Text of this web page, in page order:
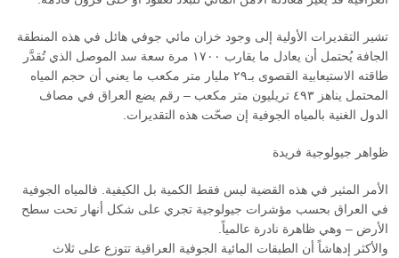
تشير التقديرات الأولية إلى وجود خزان مائي جوفي هائل في هذه المنطقة
الجافة يُحتمل أن يعادل ما يقارب ١٧٠٠ مرة سعة سد الموصل الذي تُقدَّر
طاقته الاستيعابية القصوى بـ٢٩ مليار متر مكعب ما يعني أن حجم المياه
المحتمل يناهز ٤٩٣ تريليون متر مكعب – رقم يضع العراق في مصاف
الدول الغنية بالمياه الجوفية إن صحّت هذه التقديرات.
ظواهر جيولوجية فريدة
الأمر المثير في هذه القضية ليس فقط الكمية بل الكيفية. فالمياه الجوفية
في العراق بحسب مؤشرات جيولوجية تجري على شكل أنهار تحت سطح
الأرض – وهي ظاهرة نادرة عالمياً.
والأكثر إدهاشاً أن الطبقات المائية الجوفية العراقية تتوزع على ثلاث